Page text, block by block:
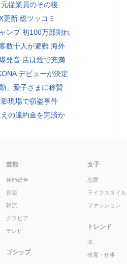
従業員のその後
更新 総ツッコミ
ンプ 初100万部割れ
数十人が避難 海外
発音 店は煙で充満
デビューが決定
」愛子さまに称賛
現場で窃盗事件
の違約金を完済か
芸能
芸能総合
音楽
韓流
グラビア
テレビ
ゴシップ
女子
恋愛
ライフスタイル
ファッション
トレンド
本
教育・仕事